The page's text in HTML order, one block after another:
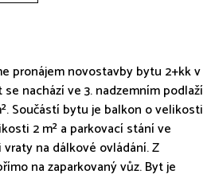
pronájem novostavby bytu 2+kk v
nachází ve 3. nadzemním podlaží
Součástí bytu je balkon o velikosti
2 m² a parkovací stání ve
na dálkové ovládání. Z
na zaparkovaný vůz. Byt je